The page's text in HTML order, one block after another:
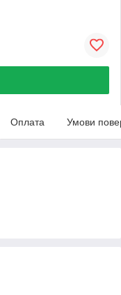
Оплата Умови